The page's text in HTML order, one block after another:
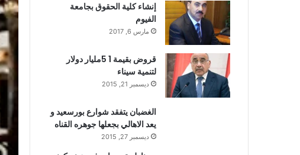
إنشاء كلية الحقوق بجامعة
الفيوم
مارس 6, 2017
قروض بقيمة 1 5مليار دولار
لتنمية سيناء
ديسمبر 21, 2015
الغضبان يتفقد شوارع بورسعيد و
يعد الاهالي بجعلها جوهره القناه
ديسمبر 27, 2015